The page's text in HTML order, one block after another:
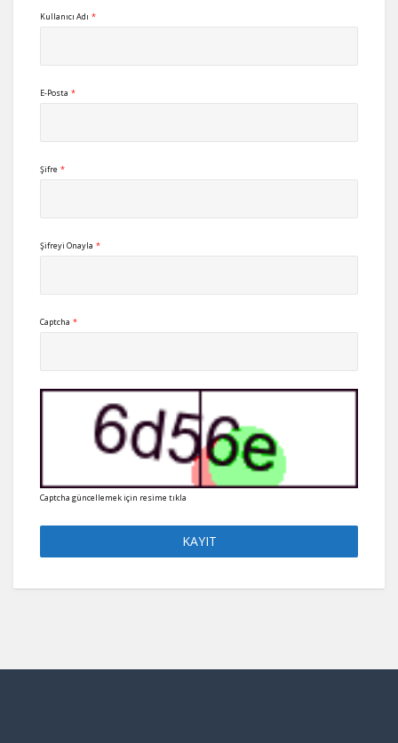
Kullanıcı Adı *
E-Posta *
Şifre *
Şifreyi Onayla *
Captcha *
Captcha güncellemek için resime tıkla